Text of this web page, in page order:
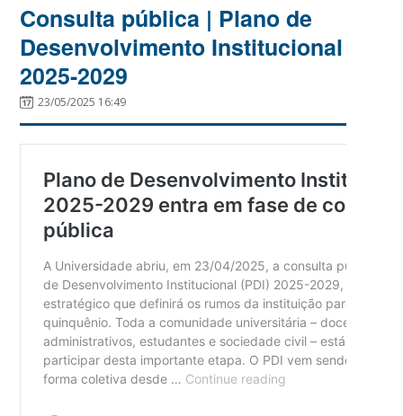
Consulta pública | Plano de
Desenvolvimento Institucional
2025-2029
23/05/2025 16:49